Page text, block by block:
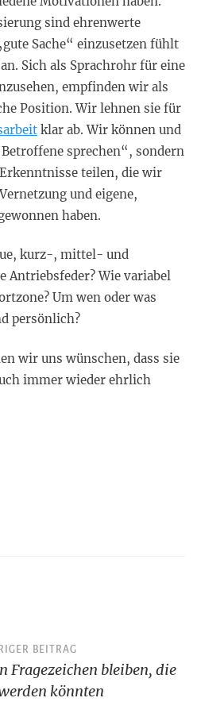
sind ehrenwerte
Sache“ einzusetzen fühlt
Sich als Sprachrohr für eine
empfinden wir als
Position. Wir lehnen sie für
klar ab. Wir können und
sprechen“, sondern
teilen, die wir
und eigene,
haben.
kurz-, mittel- und
Antriebsfeder? Wie variabel
Um wen oder was
persönlich?
wir uns wünschen, dass sie
immer wieder ehrlich
BEITRAG
Fragezeichen bleiben, die
könnten